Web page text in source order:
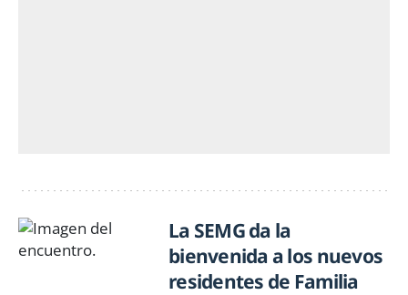
La SEMG da la
bienvenida a los nuevos
residentes de Familia